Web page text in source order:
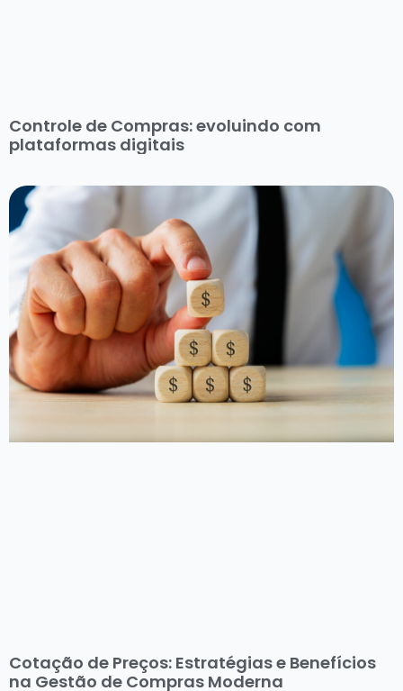
Controle de Compras: evoluindo com
plataformas digitais
Cotação de Preços: Estratégias e Benefícios
na Gestão de Compras Moderna